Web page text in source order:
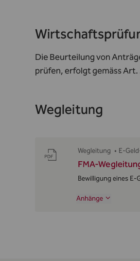
Die Beurteilung von
prüfen, erfolgt gemässArt.
Wegleitung
Wegleitung • E-
FMA-
Bewilligung eines
Anhänge